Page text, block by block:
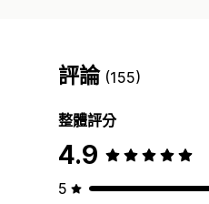
評論 (155)
整體評分
4.9
5